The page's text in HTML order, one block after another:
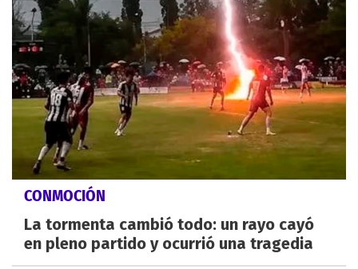
CONMOCIÓN
La tormenta cambió todo: un rayo cayó
en pleno partido y ocurrió una tragedia